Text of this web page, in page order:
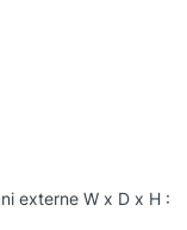
externe W x D x H :